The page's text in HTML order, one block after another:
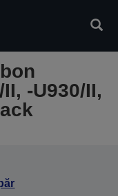
-U930/II,